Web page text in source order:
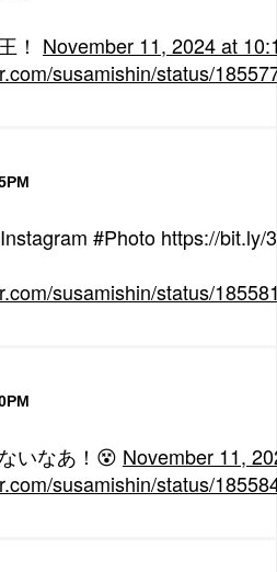
！ November 11, 2024 at
susamishin/status/
#Photo https://
susamishin/status/
いなあ！😵 November 11,
susamishin/status/